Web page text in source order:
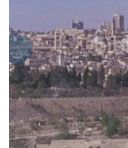
Масличной
горы